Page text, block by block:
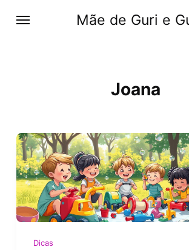
Mãe de Guri e
Joana
Dicas